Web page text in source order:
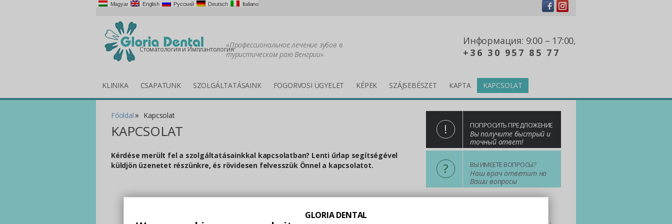
GLORIA DENTAL
Magyar English Русский Deutsch Italiano
«Профессиональное лечение зубов в
туристическом раю Венгрии»
Информация: 9:00 – 17:00,
+36 30 957 85 77
Стоматология и Имплантология
KLINIKA CSAPATUNK SZOLGÁLTATÁSAINK FOGORVOSI ÜGYELET KÉPEK SZÁJSEBÉSZET КАРТА KAPCSOLAT
Főoldal» Kapcsolat
KAPCSOLAT ! ПОПРОСИТЬ ПРЕДЛОЖЕНИЕ
Вы получите быстрый и
точный ответ!
Kérdése merült fel a szolgáltatásainkkal kapcsolatban? Lenti űrlap segítségével
küldjön üzenetet részünkre, és rövidesen felvesszük Önnel a kapcsolatot.
? ВЫ ИМЕЕТЕ ВОПРОСЫ?
Наш врач ответит на
Ваши вопросы